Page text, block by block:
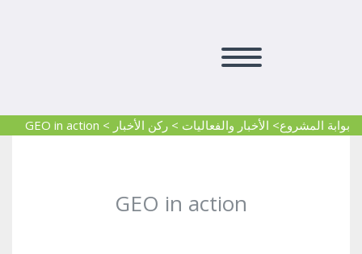
بوابة المشروع> الأخبار والفعاليات > ركن الأخبار >
GEO in action
GEO in action